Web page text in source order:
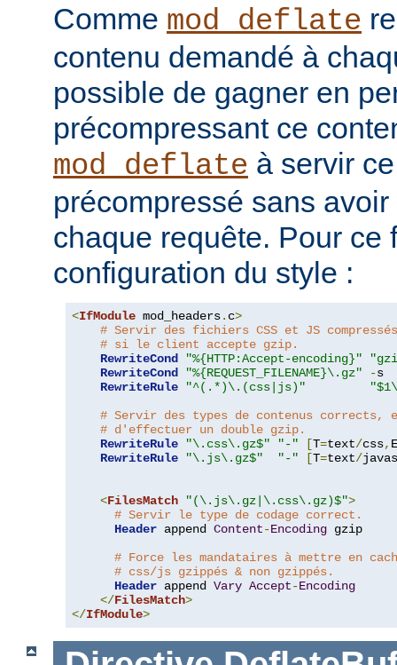
Comme mod_deflate
contenu demandé à
possible de gagner en
précompressant ce
mod_deflate à servir
précompressé sans
chaque requête. Pour ce
configuration du style :
<IfModule mod_headers. c>
# Servir des fichiers CSS et JS
# si le client accepte gzip.
RewriteCond
"%{HTTP:Accept-encoding}"
RewriteCond
"%{REQUEST_FILENAME}\.gz" -s
RewriteRule
"^(.*)\.(css|js)"
# Servir des types de contenus corrects,
# d'effectuer un double gzip.
RewriteRule
"\.css\.gz$" "-" [T=text/css, E
RewriteRule
"\.js\.gz$" "-" [T=text/
<FilesMatch "(\.js\.gz|\.css\.gz)$">
# Servir le type de codage correct.
Header append Content-Encoding gzip
# Force les mandataires à mettre en
# css/js gzippés & non gzippés.
Header append Vary Accept-Encoding
</FilesMatch>
</IfModule>